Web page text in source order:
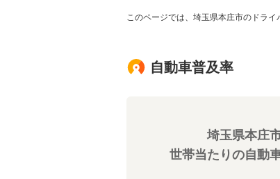
このページでは、埼玉県本庄市のドラ
自動車普及率
埼玉県本庄
世帯当たりの自動